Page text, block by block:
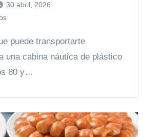
30 abril, 2026
una cabina náutica de plástico
80 y…